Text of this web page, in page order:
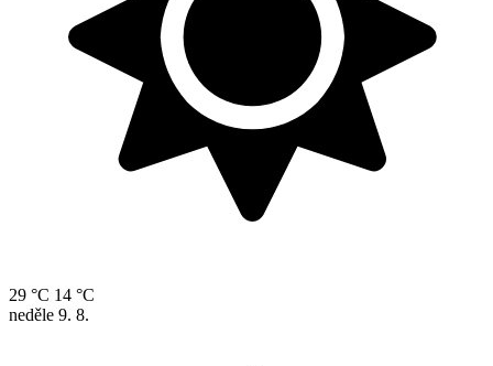
29 °C 14 °C
neděle 9. 8.